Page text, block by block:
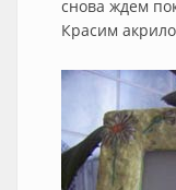
снова ждем
Красим